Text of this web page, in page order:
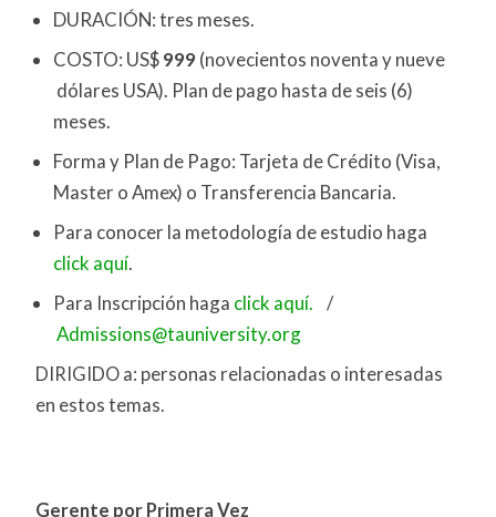
DURACIÓN: tres meses.
COSTO: US$999 (novecientos noventa y nueve
dólares USA). Plan de pago hasta de seis (6)
meses.
Forma y Plan de Pago: Tarjeta de Crédito (Visa,
Master o Amex) o Transferencia Bancaria.
Para conocer la metodología de estudio haga
click aquí.
Para Inscripción haga click aquí. /
Admissions@tauniversity.org
DIRIGIDO a: personas relacionadas o interesadas
en estos temas.
Gerente por Primera Vez